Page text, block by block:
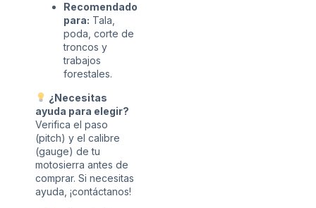
Recomendado
para: Tala,
poda, corte de
troncos y
trabajos
forestales.
¿Necesitas
ayuda para elegir?
Verifica el paso
(pitch) y el calibre
(gauge) de tu
motosierra antes de
comprar. Si necesitas
ayuda, ¡contáctanos!